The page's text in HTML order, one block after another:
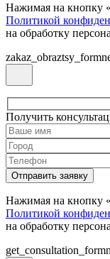
Нажимая на кнопку
Политикой
на обработку
Получить
Нажимая на кнопку
Политикой
на обработку